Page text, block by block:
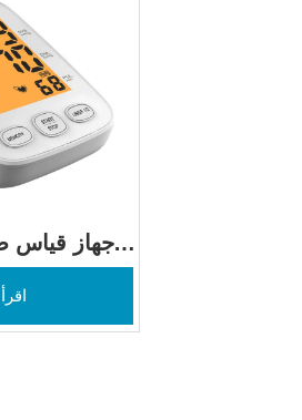
جهاز قياس
أعلى الذراع A600